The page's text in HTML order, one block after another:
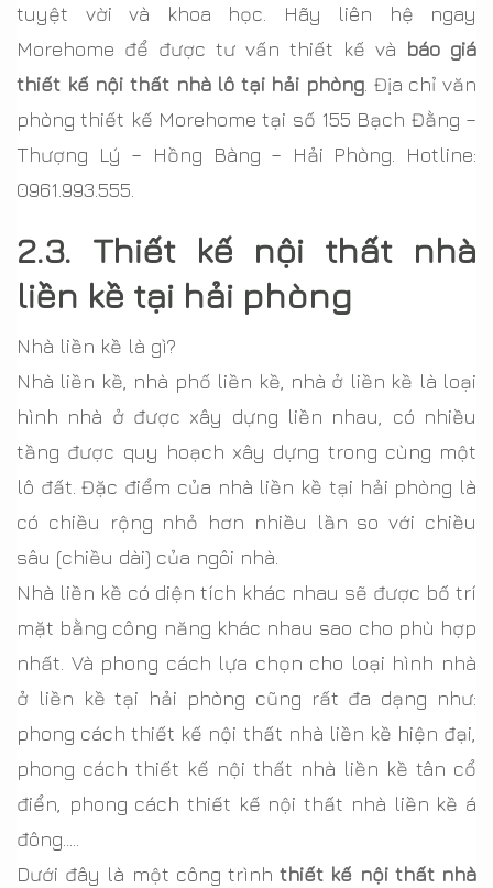
tuyệt vời và khoa học. Hãy liên hệ ngay
Morehome để được tư vấn thiết kế và báo giá
thiết kế nội thất nhà lô tại hải phòng . Địa chỉ văn
phòng thiết kế Morehome tại số 155 Bạch Đằng –
Thượng Lý – Hồng Bàng – Hải Phòng. Hotline:
0961.993.555.
2.3. Thiết kế nội thất nhà
liền kề tại hải phòng
Nhà liền kề là gì?
Nhà liền kề, nhà phố liền kề, nhà ở liền kề là loại
hình nhà ở được xây dựng liền nhau, có nhiều
tầng được quy hoạch xây dựng trong cùng một
lô đất. Đặc điểm của nhà liền kề tại hải phòng là
có chiều rộng nhỏ hơn nhiều lần so với chiều
sâu (chiều dài) của ngôi nhà.
Nhà liền kề có diện tích khác nhau sẽ được bố trí
mặt bằng công năng khác nhau sao cho phù hợp
nhất. Và phong cách lựa chọn cho loại hình nhà
ở liền kề tại hải phòng cũng rất đa dạng như:
phong cách thiết kế nội thất nhà liền kề hiện đại,
phong cách thiết kế nội thất nhà liền kề tân cổ
điển, phong cách thiết kế nội thất nhà liền kề á
đông…..
Dưới đây là một công trình thiết kế nội thất nhà